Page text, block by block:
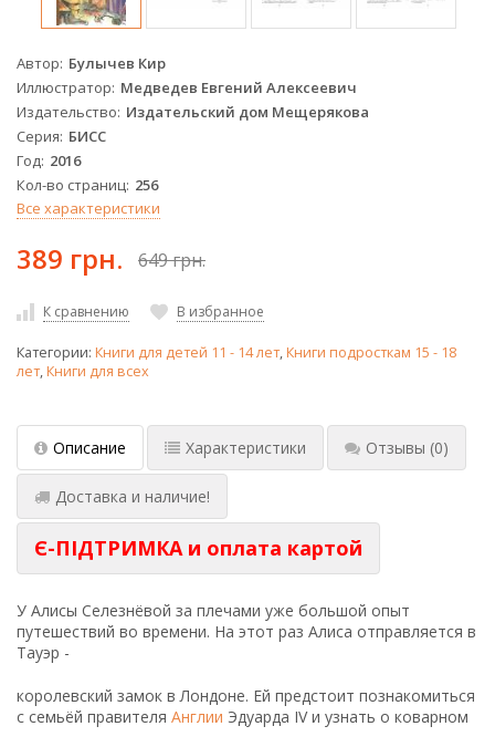
Автор Булычев Кир
Иллюстратор Медведев Евгений Алексеевич
Издательство Издательский дом Мещерякова
Серия БИСС
Год 2016
Кол-во страниц 256
Все характеристики
389 грн. 649 грн.
К сравнению В избранное
Категории: Книги для детей 11 - 14 лет,Книги подросткам 15 - 18
лет,Книги для всех
Описание Характеристики Отзывы (0)
Доставка и наличие!
Є-ПІДТРИМКА и оплата картой
У Алисы Селезнёвой за плечами уже большой опыт
путешествий во времени. На этот раз Алиса отправляется в
Тауэр -
королевский замок в Лондоне. Ей предстоит познакомиться
с семьёй правителя Англии Эдуарда IV и узнать о коварном